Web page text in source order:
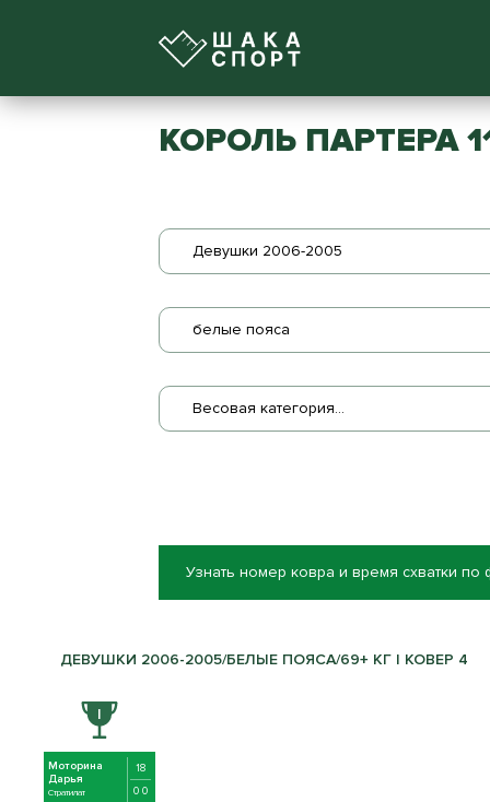
КОРОЛЬ ПАРТЕРА
Девушки 2006-2005
белые пояса
Весовая категория...
Узнать номер ковра и время схватки по
ДЕВУШКИ 2006-2005/БЕЛЫЕ ПОЯСА/69+ КГ | КОВЕР 4
Моторина
Дарья
Стратилат
18
0 0